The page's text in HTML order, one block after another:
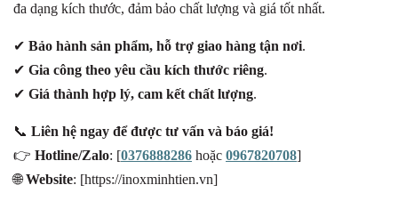
đa dạng kích thước, đảm bảo chất lượng và giá tốt nhất.
✔ Bảo hành sản phẩm, hỗ trợ giao hàng tận nơi.
✔ Gia công theo yêu cầu kích thước riêng.
✔ Giá thành hợp lý, cam kết chất lượng.
📞 Liên hệ ngay để được tư vấn và báo giá!
👉 Hotline/Zalo: [0376888286 hoặc 0967820708]
🌐 Website: [https://inoxminhtien.vn]